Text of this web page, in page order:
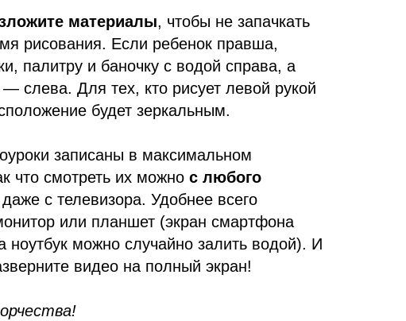
материалы, чтобы не запачкать
рисования. Если ребенок правша,
палитру и баночку с водой справа, а
— слева. Для тех, кто рисует левой рукой
будет зеркальным.
записаны в максимальном
что смотреть их можно с любого
с телевизора. Удобнее всего
или планшет (экран смартфона
можно случайно залить водой). И
видео на полный экран!